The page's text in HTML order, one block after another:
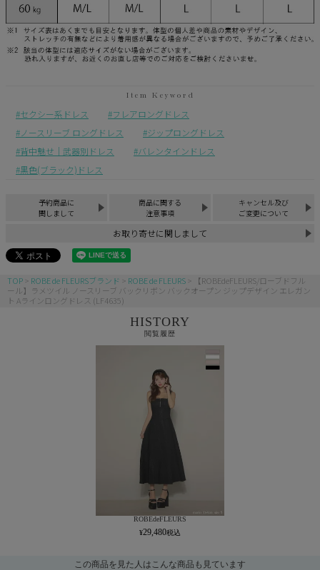
セクシー系ドレス
フレアロングドレス
ノースリーブ ロングドレス
ジップロングドレス
背中魅せ｜武器別ドレス
バレンタインドレス
黒色(ブラック)ドレス
予約商品に
関しまして
商品に関する
注意事項
キャンセル及び
ご変更について
お取り寄せに関しまして
TOP ROBE de FLEURSブランド ROBE de FLEURS
【ROBEdeFLEURS/ローブドフル
ール】ラメツイル ノースリーブ バックリボン バックオープン ジップデザイン エレガン
ト Aラインロングドレス (LF4635)
HISTORY
閲覧履歴
ROBEdeFLEURS
29,480
この商品を見た人はこんな商品も見ています